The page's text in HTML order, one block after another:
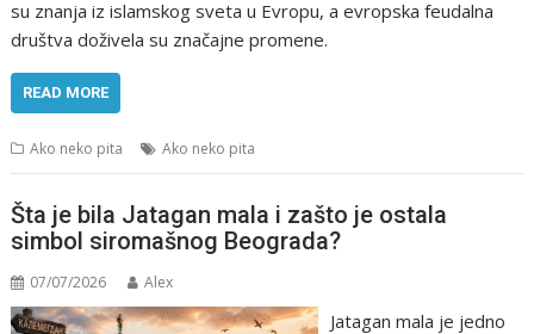
su znanja iz islamskog sveta u Evropu, a evropska feudalna
društva doživela su značajne promene.
READ MORE
Ako neko pita Ako neko pita
Šta je bila Jatagan mala i zašto je ostala
simbol siromašnog Beograda?
07/07/2026 Alex
Jatagan mala je jedno